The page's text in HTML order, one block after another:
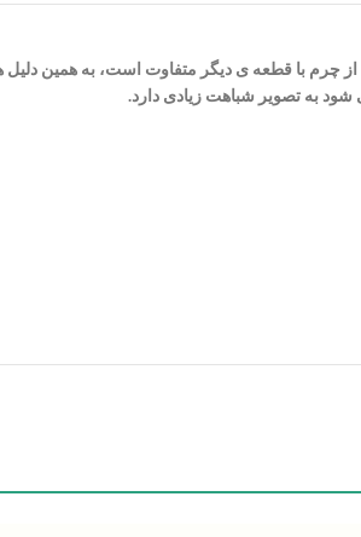
چرم با قطعه ی دیگر متفاوت است، به همین
به تصویر شباهت زیادی دارد.